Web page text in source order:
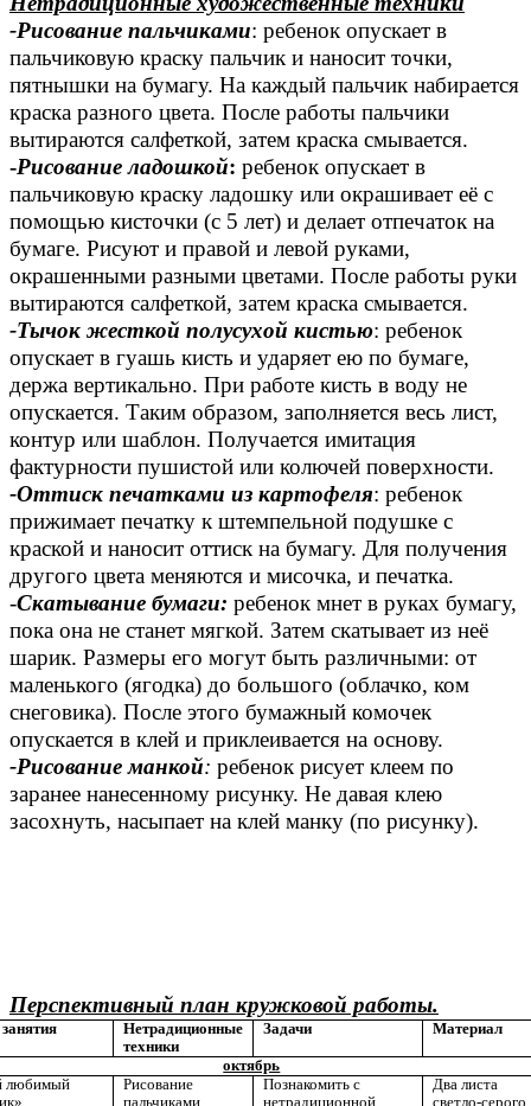
-Рисование пальчиками: ребенок опускает в
пальчиковую краску пальчик и наносит точки,
пятнышки на бумагу. На каждый пальчик набирается
краска разного цвета. После работы пальчики
вытираются салфеткой, затем краска смывается.
-Рисование ладошкой: ребенок опускает в
пальчиковую краску ладошку или окрашивает её с
помощью кисточки (с 5 лет) и делает отпечаток на
бумаге. Рисуют и правой и левой руками,
окрашенными разными цветами. После работы руки
вытираются салфеткой, затем краска смывается.
-Тычок жесткой полусухой кистью: ребенок
опускает в гуашь кисть и ударяет ею по бумаге,
держа вертикально. При работе кисть в воду не
опускается. Таким образом, заполняется весь лист,
контур или шаблон. Получается имитация
фактурности пушистой или колючей поверхности.
-Оттиск печатками из картофеля: ребенок
прижимает печатку к штемпельной подушке с
краской и наносит оттиск на бумагу. Для получения
другого цвета меняются и мисочка, и печатка.
-Скатывание бумаги: ребенок мнет в руках бумагу,
пока она не станет мягкой. Затем скатывает из неё
шарик. Размеры его могут быть различными: от
маленького (ягодка) до большого (облачко, ком
снеговика). После этого бумажный комочек
опускается в клей и приклеивается на основу.
-Рисование манкой: ребенок рисует клеем по
заранее нанесенному рисунку. Не давая клею
засохнуть, насыпает на клей манку (по рисунку).
Перспективный план кружковой работы.
Нетрадиционные
техники
Задачи Материал
октябрь
любимый
Рисование
пальчиками
Познакомить с
нетрадиционной
Два листа
светло-серого